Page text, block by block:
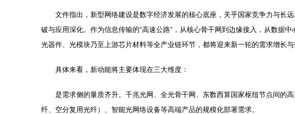
文件指出，新型网络建设是数字经济发展的核心底座，关乎国家竞争力与长
破与应用深化。作为信息传输的“高速公路”，从核心骨干网到边缘接入，从数据
光器件、光模块乃至上游芯片材料等全产业链环节，都将迎来新一轮的需求增长与
具体来看，新动能将主要体现在三大维度：
是需求侧的量质齐升。千兆光网、全光骨干网、东数西算国家枢纽节点间的
纤、空分复用光纤）、智能光网络设备等高端产品的规模化部署需求。